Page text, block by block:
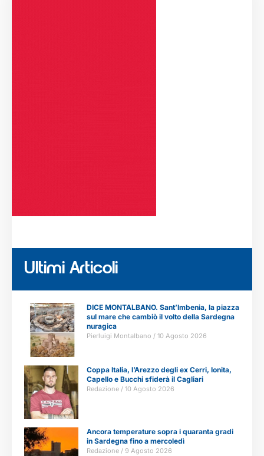
Ultimi Articoli
DICE MONTALBANO. Sant’Imbenia, la piazza
sul mare che cambiò il volto della Sardegna
nuragica
Pierluigi Montalbano 10 Agosto 2026
Coppa Italia, l’Arezzo degli ex Cerri, Ionita,
Capello e Bucchi sfiderà il Cagliari
Redazione 10 Agosto 2026
Ancora temperature sopra i quaranta gradi
in Sardegna fino a mercoledì
Redazione 9 Agosto 2026